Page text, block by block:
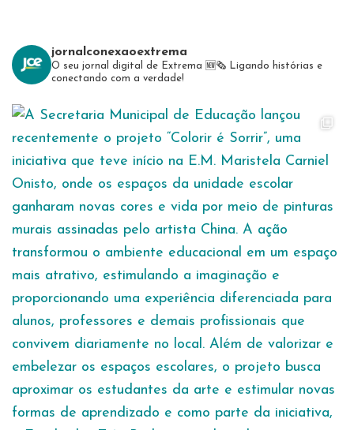
jornalconexaoextrema
O seu jornal digital de Extrema 🆕️🗞 Ligando histórias e
conectando com a verdade!